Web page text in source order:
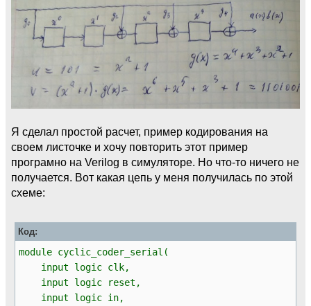
Я сделал простой расчет, пример кодирования на
своем листочке и хочу повторить этот пример
програмно на Verilog в симуляторе. Но что-то ничего не
получается. Вот какая цепь у меня получилась по этой
схеме:
Код:
module cyclic_coder_serial(
input logic clk,
input logic reset,
input logic in,